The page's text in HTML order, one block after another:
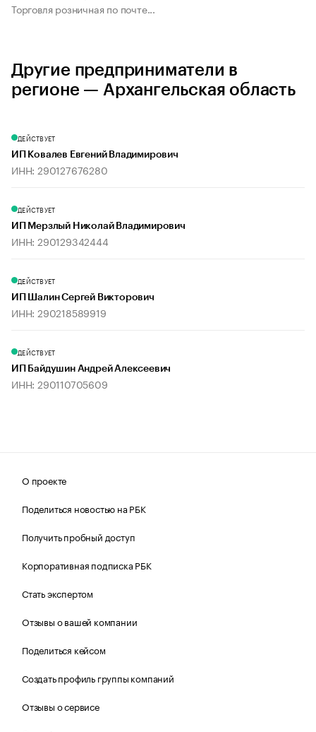
Торговля розничная по почте...
Другие предприниматели в
регионе — Архангельская область
ДЕЙСТВУЕТ
ИП Ковалев Евгений Владимирович
ИНН: 290127676280
ДЕЙСТВУЕТ
ИП Мерзлый Николай Владимирович
ИНН: 290129342444
ДЕЙСТВУЕТ
ИП Шалин Сергей Викторович
ИНН: 290218589919
ДЕЙСТВУЕТ
ИП Байдушин Андрей Алексеевич
ИНН: 290110705609
О проекте
Поделиться новостью на РБК
Получить пробный доступ
Корпоративная подписка РБК
Стать экспертом
Отзывы о вашей компании
Поделиться кейсом
Создать профиль группы компаний
Отзывы о сервисе